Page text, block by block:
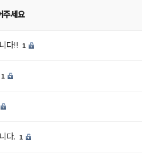
주세요
다!! 1
1
다. 1